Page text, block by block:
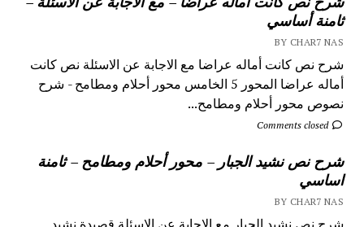
ثامنة أساسي
BY CHAR7 NAS
شرح نص كانت أماله عراضا مع الاجابة عن الاسئلة نص كانت
أماله عراضا المحور 5 الخامس محور أحلام ومطامح - شرح
نصوص محور أحلام ومطامح...
Comments closed
شرح نص نشيد الجبار – محور أحلام ومطامح – ثامنة
اساسي
BY CHAR7 NAS